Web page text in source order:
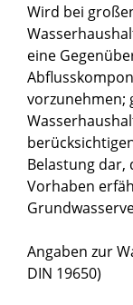
Wird bei
eine
vorzunehmen;
Belastung dar,
Vorhaben
Angaben zur
DIN 19650)